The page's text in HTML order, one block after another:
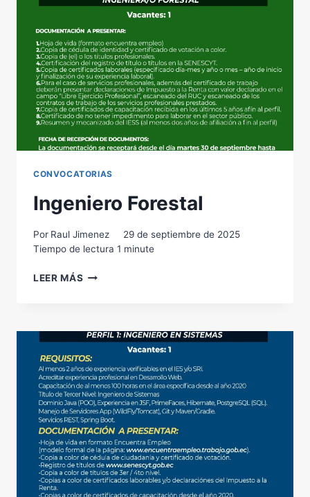
CONVOCATORIAS
Ingeniero Forestal
Por Raul Jimenez
29 de septiembre de 2025
Tiempo de lectura 1 minute
LEER MÁS INGENIERO